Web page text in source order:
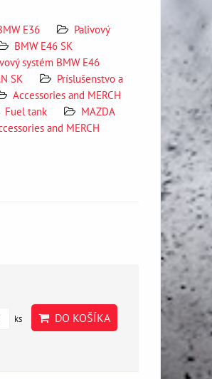
E36
Palivový
BMW E46 SK
systém BMW E46
SK
Príslušenstvo a
Accessories and MERCH
Fuel tank
MAZDA
and MERCH
ks DO KOŠÍKA